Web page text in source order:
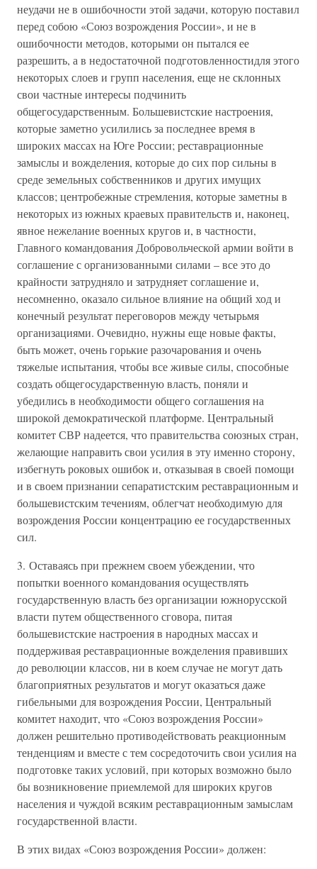
неудачи не в ошибочности этой задачи, которую поставил
перед собою «Союз возрождения России», и не в
ошибочности методов, которыми он пытался ее
разрешить, а в недостаточной подготовленностидля этого
некоторых слоев и групп населения, еще не склонных
свои частные интересы подчинить
общегосударственным. Большевистские настроения,
которые заметно усилились за последнее время в
широких массах на Юге России; реставрационные
замыслы и вожделения, которые до сих пор сильны в
среде земельных собственников и других имущих
классов; центробежные стремления, которые заметны в
некоторых из южных краевых правительств и, наконец,
явное нежелание военных кругов и, в частности,
Главного командования Добровольческой армии войти в
соглашение с организованными силами – все это до
крайности затрудняло и затрудняет соглашение и,
несомненно, оказало сильное влияние на общий ход и
конечный результат переговоров между четырьмя
организациями. Очевидно, нужны еще новые факты,
быть может, очень горькие разочарования и очень
тяжелые испытания, чтобы все живые силы, способные
создать общегосударственную власть, поняли и
убедились в необходимости общего соглашения на
широкой демократической платформе. Центральный
комитет СВР надеется, что правительства союзных стран,
желающие направить свои усилия в эту именно сторону,
избегнуть роковых ошибок и, отказывая в своей помощи
и в своем признании сепаратистским реставрационным и
большевистским течениям, облегчат необходимую для
возрождения России концентрацию ее государственных
сил.
3. Оставаясь при прежнем своем убеждении, что
попытки военного командования осуществлять
государственную власть без организации южнорусской
власти путем общественного сговора, питая
большевистские настроения в народных массах и
поддерживая реставрационные вожделения правивших
до революции классов, ни в коем случае не могут дать
благоприятных результатов и могут оказаться даже
гибельными для возрождения России, Центральный
комитет находит, что «Союз возрождения России»
должен решительно противодействовать реакционным
тенденциям и вместе с тем сосредоточить свои усилия на
подготовке таких условий, при которых возможно было
бы возникновение приемлемой для широких кругов
населения и чуждой всяким реставрационным замыслам
государственной власти.
В этих видах «Союз возрождения России» должен: